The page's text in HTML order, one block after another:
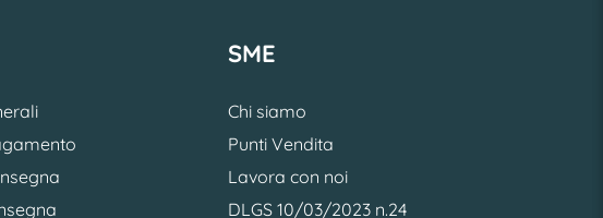
SME
Chi siamo
Punti Vendita
Lavora con noi
DLGS 10/03/2023 n.24